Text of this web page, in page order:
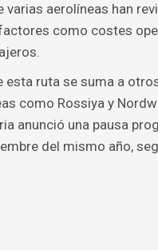
varias aerolíneas han
como costes
esta ruta se suma a
como Rossiya y
anunció una pausa
del mismo año,